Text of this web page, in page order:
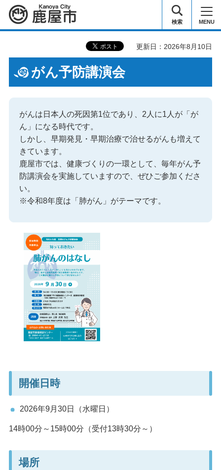
鹿屋市 検索 MENU
更新日：2026年8月10日
がん予防講演会
がんは日本人の死因第1位であり、2人に1人が「が
ん」になる時代です。
しかし、早期発見・早期治療で治せるがんも増えて
きています。
鹿屋市では、健康づくりの一環として、毎年がん予
防講演会を実施していますので、ぜひご参加くださ
い。
※令和8年度は「肺がん」がテーマです。
開催日時
2026年9月30日（水曜日）
14時00分～15時00分（受付13時30分～）
場所